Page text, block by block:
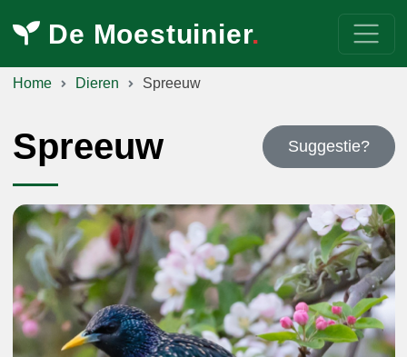
De Moestuinier.
Home Dieren Spreeuw
Suggestie?
Spreeuw